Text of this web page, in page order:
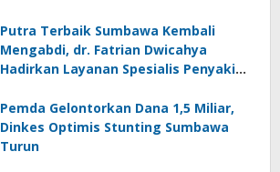
Putra Terbaik Sumbawa Kembali
Mengabdi, dr. Fatrian Dwicahya
Hadirkan Layanan Spesialis Penyakit
Pemda Gelontorkan Dana 1,5 Miliar,
Dinkes Optimis Stunting Sumbawa
Turun